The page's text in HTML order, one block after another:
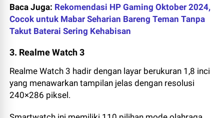
Baca Juga: Rekomendasi HP Gaming Oktober 2024,
Cocok untuk Mabar Seharian Bareng Teman Tanpa
Takut Baterai Sering Kehabisan
3. Realme Watch 3
Realme Watch 3 hadir dengan layar berukuran 1,8 inci
yang menawarkan tampilan jelas dengan resolusi
240×286 piksel.